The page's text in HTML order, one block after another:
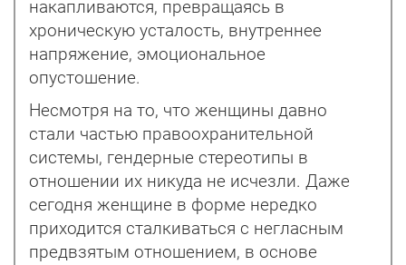
накапливаются, превращаясь в
хроническую усталость, внутреннее
напряжение, эмоциональное
опустошение.
Несмотря на то, что женщины давно
стали частью правоохранительной
системы, гендерные стереотипы в
отношении их никуда не исчезли. Даже
сегодня женщине в форме нередко
приходится сталкиваться с негласным
предвзятым отношением, в основе